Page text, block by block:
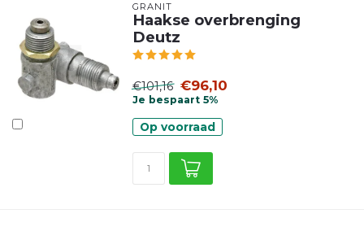
GRANIT
Haakse overbrenging
Deutz
€101,16 €96,10
Je bespaart 5%
Op voorraad